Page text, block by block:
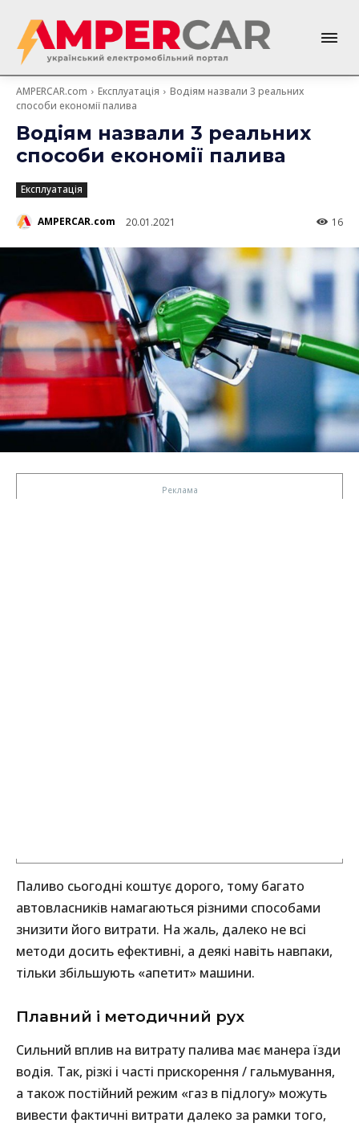
AMPERCAR.com Експлуатація
Водіям назвали 3 реальних
способи економії палива
Водіям назвали 3 реальних
способи економії палива
Експлуатація
AMPERCAR.com 20.01.2021 16
Паливо сьогодні коштує дорого, тому багато
автовласників намагаються різними способами
знизити його витрати. На жаль, далеко не всі
методи досить ефективні, а деякі навіть навпаки,
тільки збільшують «апетит» машини.
Плавний і методичний рух
Сильний вплив на витрату палива має манера їзди
водія. Так, різкі і часті прискорення / гальмування,
а також постійний режим «газ в підлогу» можуть
вивести фактичні витрати далеко за рамки того,